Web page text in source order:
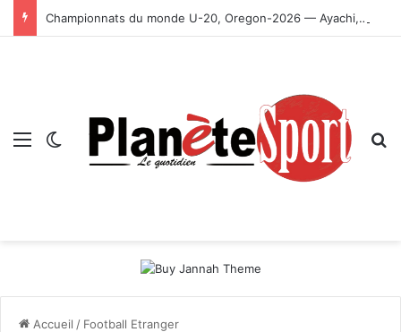
Championnats du monde U-20, Oregon-2026 — Ayachi, Dissa, Touahria et Ghezali en finale
Menu Switch skin
Accueil / Football Etranger